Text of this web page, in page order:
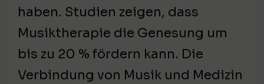
haben. Studien zeigen, dass
Musiktherapie die Genesung um
bis zu 20 % fördern kann. Die
Verbindung von Musik und Medizin